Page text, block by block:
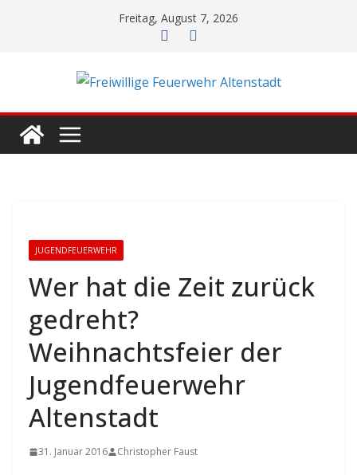
Freitag, August 7, 2026
JUGENDFEUERWEHR
Wer hat die Zeit zurück
gedreht?
Weihnachtsfeier der
Jugendfeuerwehr
Altenstadt
31. Januar 2016 Christopher Faust